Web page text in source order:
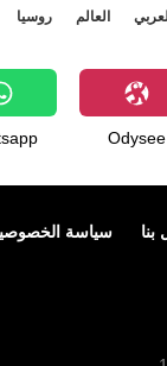
العالم روسيا
Odysee
بنا سياسة